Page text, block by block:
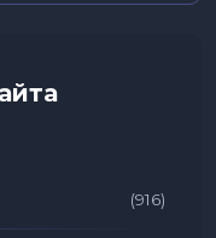
(916)